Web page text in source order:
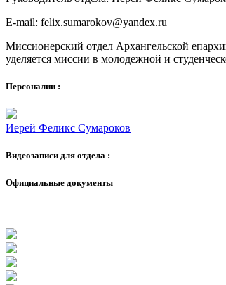
E-mail: felix.sumarokov@yandex.ru
Миссионерский отдел Архангельской
уделяется миссии в молодежной и
Персоналии :
Иерей Феликс Сумароков
Видеозаписи для отдела :
Официальные документы